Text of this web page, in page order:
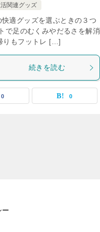
関連グッズ
適グッズを選ぶときの３つ
で足のむくみやだるさを解消
りもフットレ […]
続きを読む
0 0
ー